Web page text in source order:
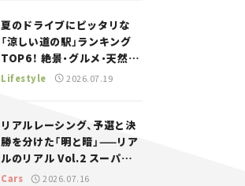
夏のドライブにピッタリな
「涼しい道の駅」ランキング
TOP6！ 絶景・グルメ・天然ク
ーラーなど、避暑におすすめ
Lifestyle 2026.07.19
リアルレーシング、予選と決
勝を分けた「明と暗」——リア
ルのリアル Vol.2 スーパー
GT 2026開幕戦 岡山国際サ
Cars 2026.07.16